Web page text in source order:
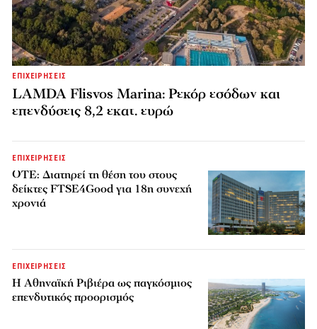
ΕΠΙΧΕΙΡΗΣΕΙΣ
LAMDA Flisvos Marina: Ρεκόρ εσόδων και
επενδύσεις 8,2 εκατ. ευρώ
ΕΠΙΧΕΙΡΗΣΕΙΣ
ΟΤΕ: Διατηρεί τη θέση του στους
δείκτες FTSE4Good για 18η συνεχή
χρονιά
ΕΠΙΧΕΙΡΗΣΕΙΣ
Η Αθηναϊκή Ριβιέρα ως παγκόσμιος
επενδυτικός προορισμός